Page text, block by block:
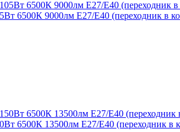
6500К 9000лм E27/E40 (переходник в
6500К 13500лм E27/E40 (переходник в